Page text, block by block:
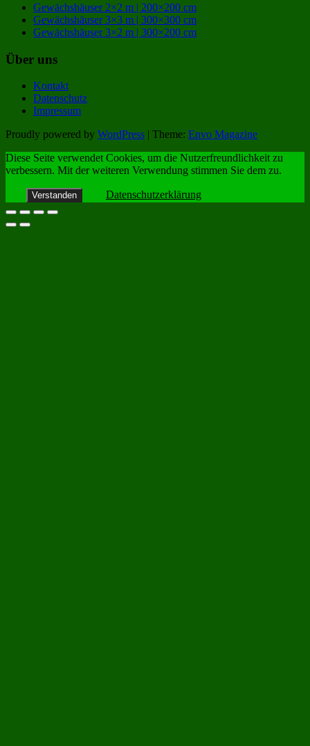
Gewächshäuser 2×2 m | 200×200 cm
Gewächshäuser 3×3 m | 300×300 cm
Gewächshäuser 3×2 m | 300×200 cm
Über uns
Kontakt
Datenschutz
Impressum
Proudly powered by WordPress | Theme: Envo Magazine
Diese Seite verwendet Cookies, um die Nutzerfreundlichkeit zu
verbessern. Mit der weiteren Verwendung stimmen Sie dem zu.
Verstanden Datenschutzerklärung